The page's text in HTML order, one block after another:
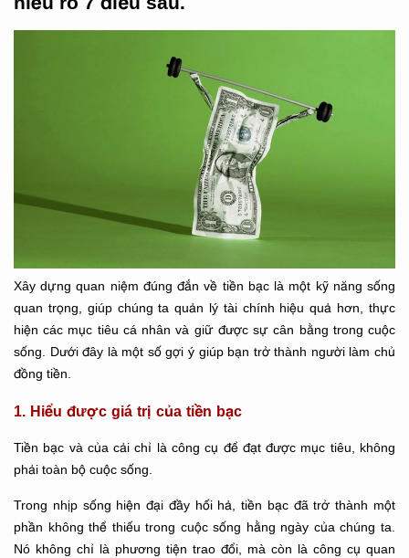
Xây dựng quan niệm đúng đắn về tiền bạc là một kỹ năng sống
quan trọng, giúp chúng ta quản lý tài chính hiệu quả hơn, thực
hiện các mục tiêu cá nhân và giữ được sự cân bằng trong cuộc
sống. Dưới đây là một số gợi ý giúp bạn trở thành người làm chủ
đồng tiền.
1. Hiểu được giá trị của tiền bạc
Tiền bạc và của cải chỉ là công cụ để đạt được mục tiêu, không
phải toàn bộ cuộc sống.
Trong nhịp sống hiện đại đầy hối hả, tiền bạc đã trở thành một
phần không thể thiếu trong cuộc sống hằng ngày của chúng ta.
Nó không chỉ là phương tiện trao đổi, mà còn là công cụ quan